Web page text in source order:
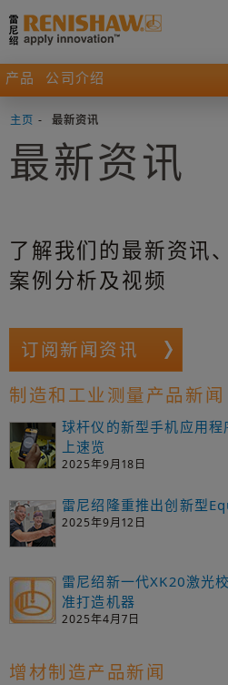
产品 公司介绍
主页 - 最新资讯
最新资讯
了解我们的最新资讯
案例分析及视频
订阅新闻资讯
制造和工业测量产品新闻
球杆仪的新型手机应用
上速览
2025年9月18日
雷尼绍隆重推出创新型
2025年9月12日
雷尼绍新一代XK20激光
准打造机器
2025年4月7日
增材制造产品新闻